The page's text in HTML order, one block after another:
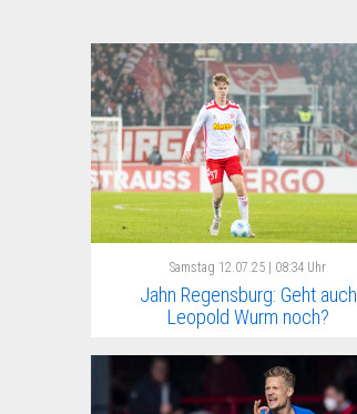
Samstag 12.07.25 | 08:34 Uhr
Jahn Regensburg: Geht auch
Leopold Wurm noch?